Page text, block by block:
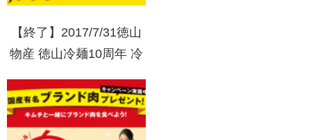
【終了】2017/7/31徳山
物産 徳山冷麺10周年 冷
ありがとう！キャンペー
ン